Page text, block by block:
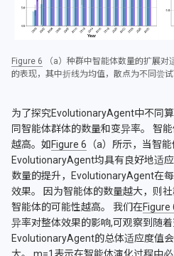
Figure 6 （a）种群中智能体数量的扩展
的表现，其中折线为均值，散点为不同尝试
为了探究EvolutionaryAgent中不同
同智能体群体的数量和变异率。 智
越高。如Figure 6 （a）所示，当智
EvolutionaryAgent均具有良好地适
数量的提升，EvolutionaryAgent在
效果。 因为智能体的数量越大，则
智能体的可能性越高。 我们在Figure
异率对整体效果的影响,可观察到随着
EvolutionaryAgent的总体适应度值